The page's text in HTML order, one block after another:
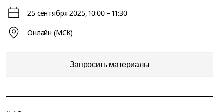
25 сентября 2025, 10:00 – 11:30
Онлайн (МСК)
Запросить материалы